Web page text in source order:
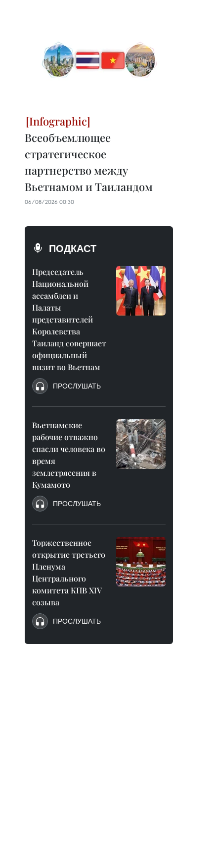
Всеобъемлющее
стратегическое
партнерство между
Вьетнамом и Таиландом
06/08/2026 00:30
ПОДКАСТ
Председатель
Национальной
ассамблеи и
Палаты
представителей
Королевства
Таиланд совершает
официальный
визит во Вьетнам
ПРОСЛУШАТЬ
Вьетнамские
рабочие отважно
спасли человека во
время
землетрясения в
Кумамото
ПРОСЛУШАТЬ
Торжественное
открытие третьего
Пленума
Центрального
комитета КПВ XIV
созыва
ПРОСЛУШАТЬ